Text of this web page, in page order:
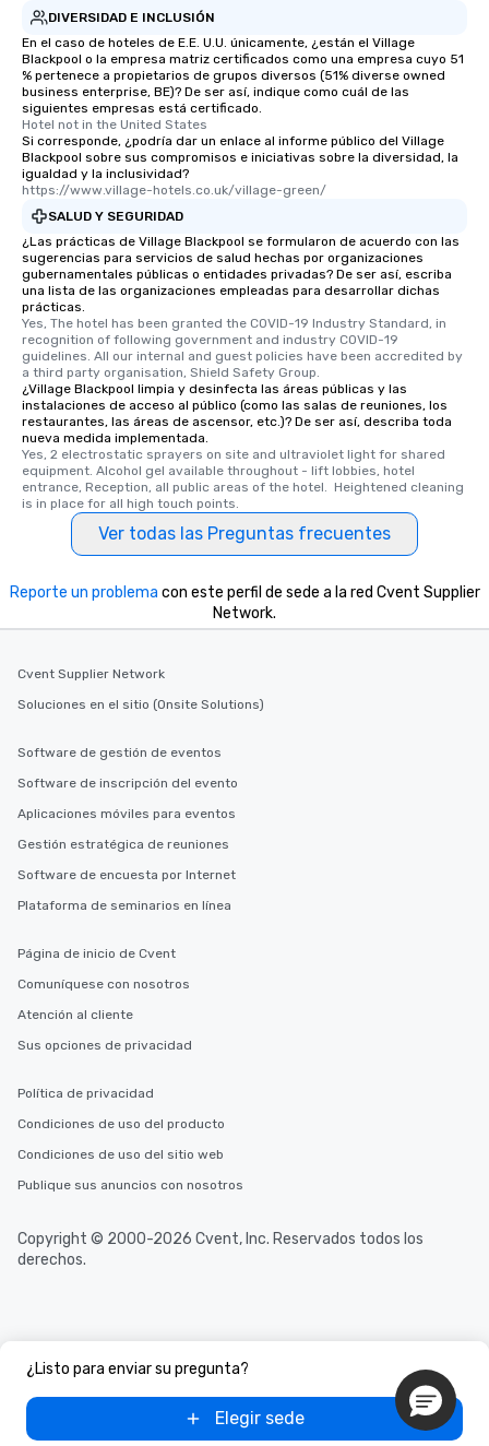
DIVERSIDAD E INCLUSIÓN
En el caso de hoteles de E.E. U.U. únicamente, ¿están el Village
Blackpool o la empresa matriz certificados como una empresa cuyo 51
% pertenece a propietarios de grupos diversos (51% diverse owned
business enterprise, BE)? De ser así, indique como cuál de las
siguientes empresas está certificado.
Hotel not in the United States
Si corresponde, ¿podría dar un enlace al informe público del Village
Blackpool sobre sus compromisos e iniciativas sobre la diversidad, la
igualdad y la inclusividad?
https://www.village-hotels.co.uk/village-green/
SALUD Y SEGURIDAD
¿Las prácticas de Village Blackpool se formularon de acuerdo con las
sugerencias para servicios de salud hechas por organizaciones
gubernamentales públicas o entidades privadas? De ser así, escriba
una lista de las organizaciones empleadas para desarrollar dichas
prácticas.
Yes, The hotel has been granted the COVID-19 Industry Standard, in
recognition of following government and industry COVID-19
guidelines. All our internal and guest policies have been accredited by
a third party organisation, Shield Safety Group.
¿Village Blackpool limpia y desinfecta las áreas públicas y las
instalaciones de acceso al público (como las salas de reuniones, los
restaurantes, las áreas de ascensor, etc.)? De ser así, describa toda
nueva medida implementada.
Yes, 2 electrostatic sprayers on site and ultraviolet light for shared
equipment. Alcohol gel available throughout - lift lobbies, hotel
entrance, Reception, all public areas of the hotel.  Heightened cleaning
is in place for all high touch points.
Ver todas las Preguntas frecuentes
¿Listo para enviar su pregunta?
Elegir sede
Reporte un problema con este perfil de sede a la red Cvent Supplier
Network.
Cvent Supplier Network
Soluciones en el sitio (Onsite Solutions)
Software de gestión de eventos
Software de inscripción del evento
Aplicaciones móviles para eventos
Gestión estratégica de reuniones
Software de encuesta por Internet
Plataforma de seminarios en línea
Página de inicio de Cvent
Comuníquese con nosotros
Atención al cliente
Sus opciones de privacidad
Política de privacidad
Condiciones de uso del producto
Condiciones de uso del sitio web
Publique sus anuncios con nosotros
Copyright © 2000-2026 Cvent, Inc. Reservados todos los
derechos.